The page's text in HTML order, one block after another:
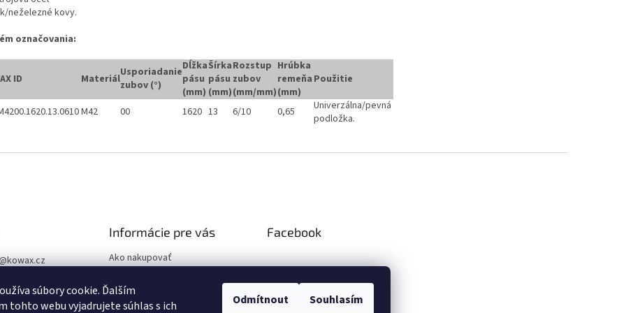
súbory cookie. Ďalším
tohto webu vyjadrujete súhlas s ich
Odmítnout Souhlasím
neželezné kovy.
označovania:
ID MateriálUsporiadanie
zubov (°)
Dĺžka
pásu
(mm)
Šírka
pásu
(mm)
Rozstup
zubov
(mm/mm)
Hrúbka
remeňa
(mm)
Použitie
M42 00 1620 13 6/10 0,65
Univerzálna/pevná
podložka.
kowax.cz
stránky
Informácie pre vás
Ako nakupovať
Podmienky ochrany osobných
údajov
Facebook